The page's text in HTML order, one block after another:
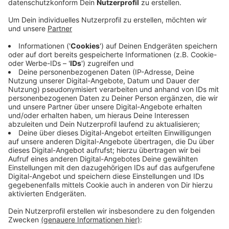
schon 250 Firmen gemeldet. Kämmerer Johannes
Slawig hatte mit vielen Anfragen gerechnet - aber
nicht mit so vielen in so kurzer Zeit. Die
verheerendem Umfang einbrechen. Soviel sei jetzt
schon klar. Um welche Summen es geht, sei nicht
zu prognostizieren. Zehn Anträge hat die Stadt
schon geprüft - dabei geht es um vier Millionen
Euro. Das sei aber nicht repräsentativ, weil zwei
besonders große Steuerzahler dabei waren. Es sei
aber klar, dass die Wuppertaler Wirtschaft auf die
Hilfe der Stadt angewiesen ist.
Veröffentlicht:Freitag, 27.03.2020 13:51